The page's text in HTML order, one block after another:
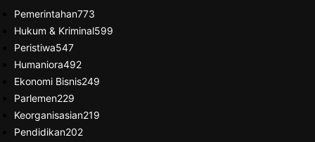
Pemerintahan773
Hukum & Kriminal599
Peristiwa547
Humaniora492
Ekonomi Bisnis249
Parlemen229
Keorganisasian219
Pendidikan202